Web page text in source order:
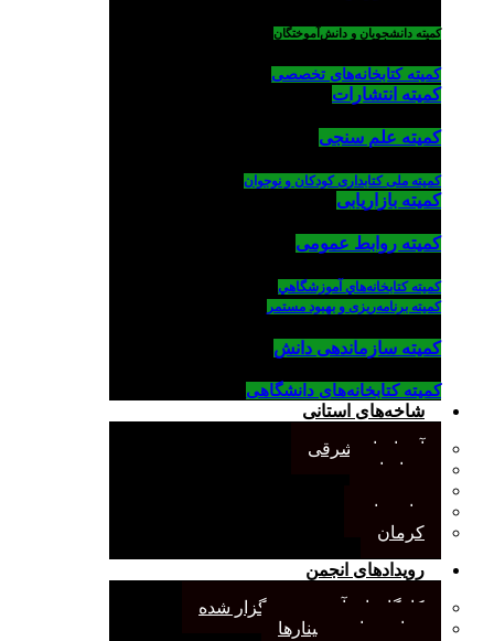
کمیته دانشجویان و دانش‌آموختگان
کمیته کتابخانه‌های تخصصی
کمیته انتشارات
کمیته علم سنجی
کمیته ملی کتابداری کودکان و نوجوان
کمیته بازاریابی
کمیته روابط عمومی
كميته كتابخانه‌هاي آموزشگاهي
کمیته برنامه‌ریزی و بهبود مستمر
کمیته سازماندهی دانش
کمیته کتابخانه‌های دانشگاهی
شاخه‌های استانی
آذربایجان شرقی
خراسان
مازندران
کرمان
رویدادهای انجمن
کارگاههای آموزشی برگزار شده
همایش‌ها و سمینارها